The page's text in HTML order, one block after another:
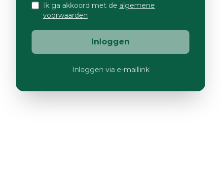
Ik ga akkoord met de algemene
voorwaarden
Inloggen
Inloggen via e-maillink